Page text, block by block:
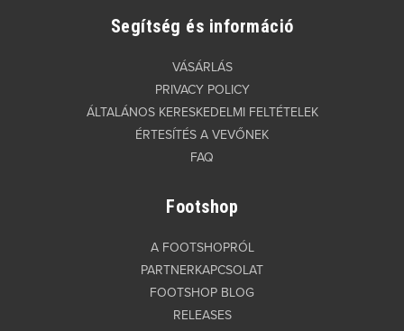
Segítség és információ
VÁSÁRLÁS
PRIVACY POLICY
ÁLTALÁNOS KERESKEDELMI FELTÉTELEK
ÉRTESÍTÉS A VEVŐNEK
FAQ
Footshop
A FOOTSHOPRÓL
PARTNERKAPCSOLAT
FOOTSHOP BLOG
RELEASES